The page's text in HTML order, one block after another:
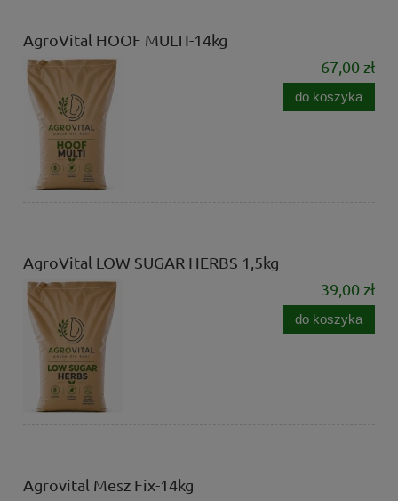
AgroVital HOOF MULTI-14kg
67,00 zł
do koszyka
AgroVital LOW SUGAR HERBS 1,5kg
39,00 zł
do koszyka
Agrovital Mesz Fix-14kg